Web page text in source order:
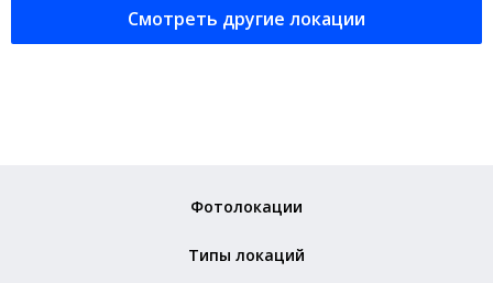
Смотреть другие локации
Фотолокации
Типы локаций